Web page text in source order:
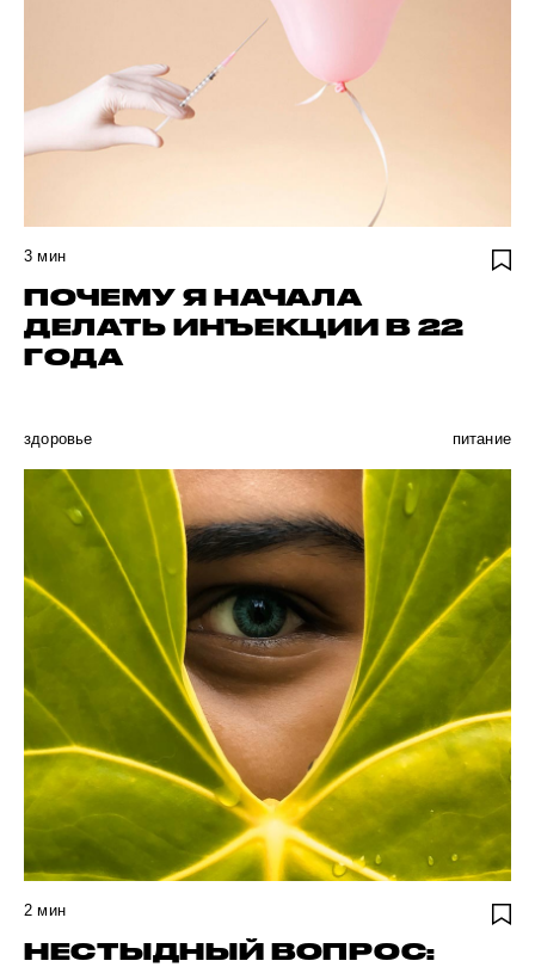
3 мин
ПОЧЕМУ Я НАЧАЛА
ДЕЛАТЬ ИНЪЕКЦИИ В 22
ГОДА
здоровье питание
2 мин
НЕСТЫДНЫЙ ВОПРОС: